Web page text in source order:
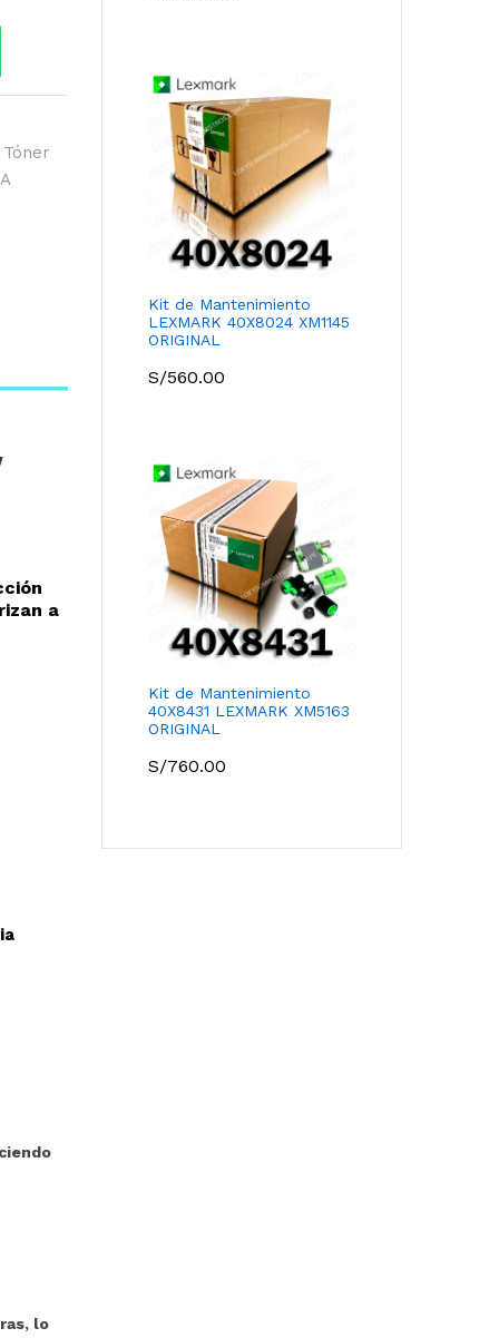
Tóner
a
lo
Kit de Mantenimiento
LEXMARK 40X8024 XM1145
ORIGINAL
S/560.00
Kit de Mantenimiento
40X8431 LEXMARK XM5163
ORIGINAL
S/760.00